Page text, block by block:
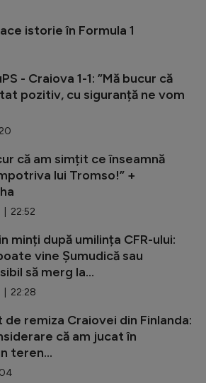
istorie în Formula 1
- Craiova 1-1: ”Mă bucur că
pozitiv, cu siguranță ne vom
că am simțit ce înseamnă
lui Tromso!” +
| 22:52
minți după umilința CFR-ului:
vine Șumudică sau
să merg la...
| 22:28
remiza Craiovei din Finlanda:
că am jucat în
teren...